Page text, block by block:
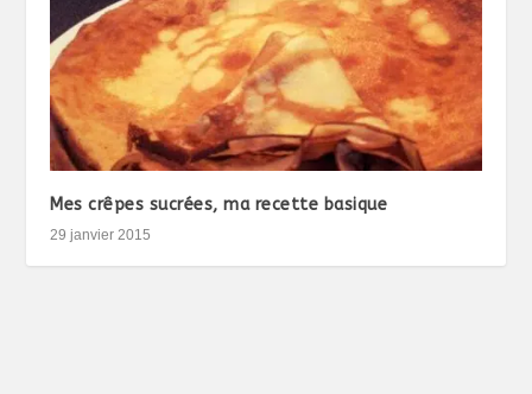
Mes crêpes sucrées, ma recette basique
29 janvier 2015